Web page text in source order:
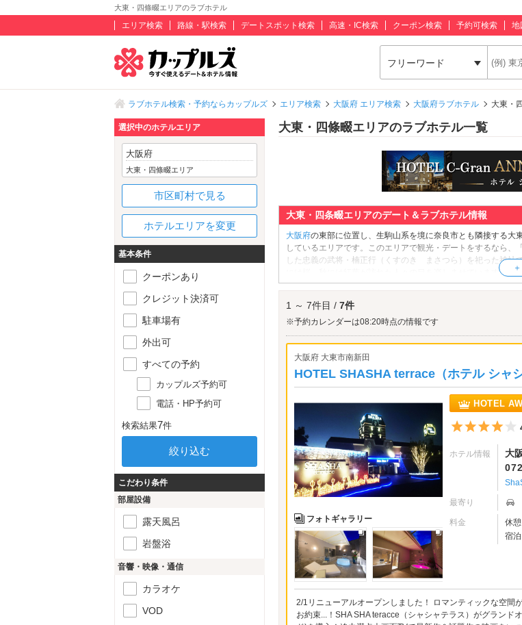
大東・四條畷エリアのラブホテル
エリア検索 路線・駅検索 デートスポット検索 高速・IC検索 クーポン検索 予約可検索 地
フリーワード
ラブホテル検索・予約ならカップルズ エリア検索 大阪府 エリア検索 大阪府ラブホテル 大東・
大東・四條畷エリアのラブホテル一覧
大東・四条畷エリアのデート＆ラブホテル情報
大阪府の東部に位置し、生駒山系を境に奈良市とも隣接する大
しているエリアです。このエリアで観光・デートをするなら、「
した忠義の武将・楠正行（くすのき まさつら）を祀った神社
には桜、秋には紅葉が訪れた人々の目を楽しませています。お
こちらは「野崎まいり」で有名なお寺。本堂まで上ると、大
」へ行ってみませんか？こちらは大阪府民の森の中一つで
ポットです。都会の喧騒から離れてのんびり散策デートをした
ートを満喫した後はラブホテルで大好きな人をより深く、近く
号」沿いや近隣に点在しています。「どこも満室だ！」なん
約にはカップルズ予約が便利です。さっそくホテルをチェック
1 ～ 7件目 / 7件
※予約カレンダーは08:20時点の情報です
大阪府 大東市南新田
HOTEL SHASHA terrace（ホテル シャ
フォトギャラリー
HOTEL
ホテル情報
大
最寄り
料金 休憩
宿泊
2/1リニューアルオープンしました！ ロマンティックな空間
お約束...！SHA SHA teracce（シャシャテラス）がグラン
選択中のホテルエリア
大阪府
大東・四條畷エリア
市区町村で見る
ホテルエリアを変更
基本条件
クーポンあり
クレジット決済可
駐車場有
外出可
すべての予約
カップルズ予約可
電話・HP予約可
検索結果7件
こだわり条件
部屋設備
露天風呂
岩盤浴
音響・映像・通信
カラオケ
VOD